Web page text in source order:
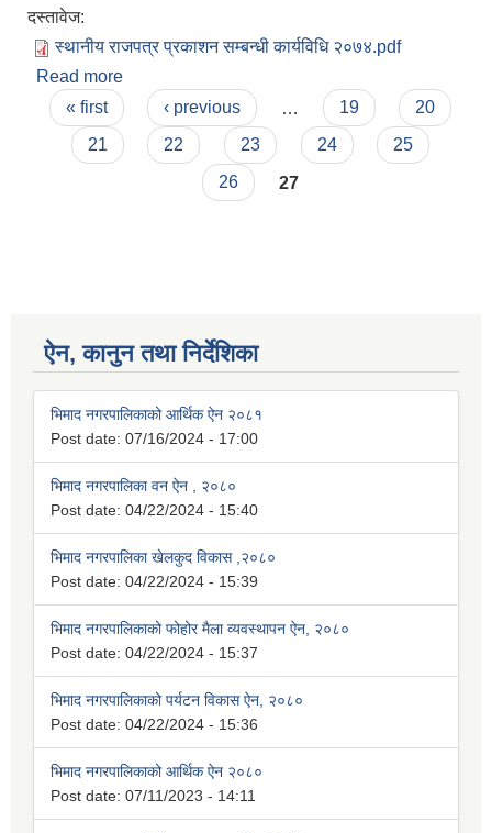
दस्तावेज:
स्थानीय राजपत्र प्रकाशन सम्बन्धी कार्यविधि २०७४.pdf
Read more
Pages
« first ‹ previous 19
20
21
22 23 24
25
26
27
ऐन, कानुन तथा निर्देशिका
भिमाद नगरपालिकाको आर्थिक ऐन २०८१
Post date: 07/16/2024 - 17:00
भिमाद नगरपालिका वन ऐन , २०८०
Post date: 04/22/2024 - 15:40
भिमाद नगरपालिका खेलकुद विकास ,२०८०
Post date: 04/22/2024 - 15:39
भिमाद नगरपालिकाको फोहोर मैला व्यवस्थापन ऐन, २०८०
Post date: 04/22/2024 - 15:37
भिमाद नगरपालिकाको पर्यटन विकास ऐन, २०८०
Post date: 04/22/2024 - 15:36
भिमाद नगरपालिकाको आर्थिक ऐन २०८०
Post date: 07/11/2023 - 14:11